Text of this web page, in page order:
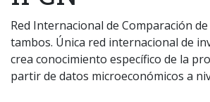
Red Internacional de Comparación
tambos. Única red internacional de
crea conocimiento específico de la
partir de datos microeconómicos a